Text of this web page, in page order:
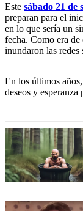
Este sábado 21 de
preparan para el
en lo que sería un
fecha. Como era de
inundaron las redes
En los últimos
deseos y